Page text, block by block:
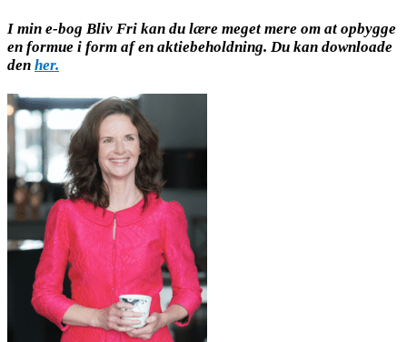
I min e-bog Bliv Fri kan du lære meget mere om at opbygge
en formue i form af en aktiebeholdning. Du kan downloade
den her.